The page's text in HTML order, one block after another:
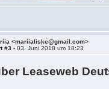
<mariialiske@gmail.com>
#3 -03. Juni 2018 um 18:23
Leaseweb